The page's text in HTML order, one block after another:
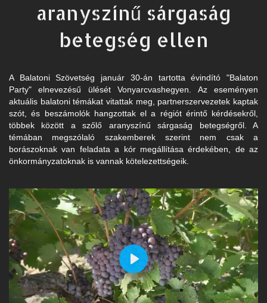
aranyszínű sárgaság
betegség ellen
A Balatoni Szövetség január 30-án tartotta évindító "Balaton
Party" elnevezésű ülését Vonyarcvashegyen. Az eseményen
aktuális balatoni témákat vitattak meg, partnerszervezetek kaptak
szót, és beszámolók hangzottak el a régiót érintő kérdésekről,
többek között a szőlő aranyszínű sárgaság betegségről. A
témában megszólaló szakemberek szerint nem csak a
borászoknak van feladata a kór megállítása érdekében, de az
önkormányzatoknak is vannak kötelezettségeik.
Play